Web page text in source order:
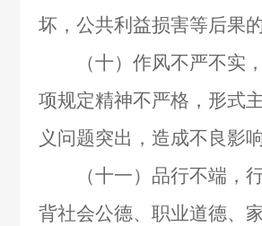
坏，公共利益损害等后果的
（十）作风不严不实，
项规定精神不严格，形式
义问题突出，造成不良影
（十一）品行不端，行
背社会公德、职业道德、